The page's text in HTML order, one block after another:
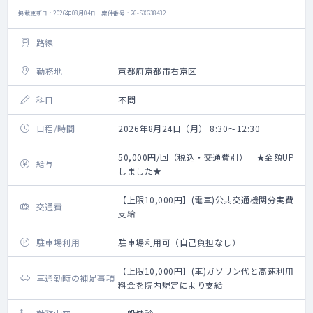
掲載更新日 : 2026年08月04日 案件番号 : 26-SX638432
路線
勤務地 京都府京都市右京区
科目 不問
日程/時間 2026年8月24日（月） 8:30～12:30
給与
50,000円/回（税込・交通費別） ★金額UP
しました★
交通費
【上限10,000円】(電車)公共交通機関分実費
支給
駐車場利用 駐車場利用可（自己負担なし）
車通勤時の補足事項
【上限10,000円】(車)ガソリン代と高速利用
料金を院内規定により支給